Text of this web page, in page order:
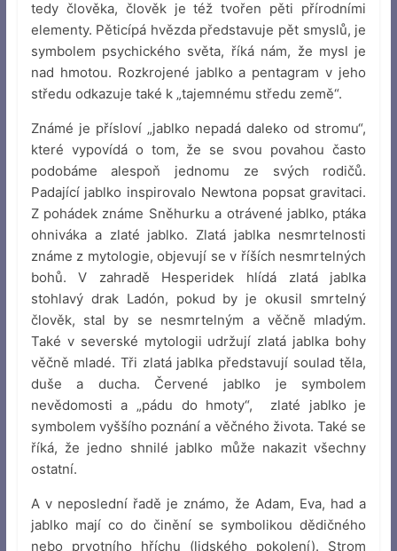
tedy člověka, člověk je též tvořen pěti přírodními
elementy. Pěticípá hvězda představuje pět smyslů, je
symbolem psychického světa, říká nám, že mysl je
nad hmotou. Rozkrojené jablko a pentagram v jeho
středu odkazuje také k „tajemnému středu země“.
Známé je přísloví „jablko nepadá daleko od stromu“,
které vypovídá o tom, že se svou povahou často
podobáme alespoň jednomu ze svých rodičů.
Padající jablko inspirovalo Newtona popsat gravitaci.
Z pohádek známe Sněhurku a otrávené jablko, ptáka
ohniváka a zlaté jablko. Zlatá jablka nesmrtelnosti
známe z mytologie, objevují se v říších nesmrtelných
bohů. V zahradě Hesperidek hlídá zlatá jablka
stohlavý drak Ladón, pokud by je okusil smrtelný
člověk, stal by se nesmrtelným a věčně mladým.
Také v severské mytologii udržují zlatá jablka bohy
věčně mladé. Tři zlatá jablka představují soulad těla,
duše a ducha. Červené jablko je symbolem
nevědomosti a „pádu do hmoty“, zlaté jablko je
symbolem vyššího poznání a věčného života. Také se
říká, že jedno shnilé jablko může nakazit všechny
ostatní.
A v neposlední řadě je známo, že Adam, Eva, had a
jablko mají co do činění se symbolikou dědičného
nebo prvotního hříchu (lidského pokolení). Strom